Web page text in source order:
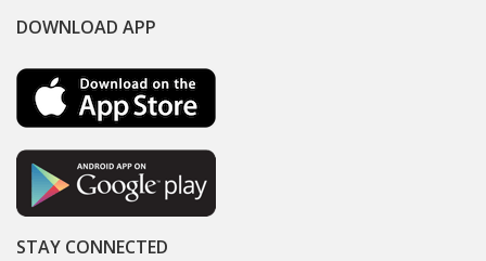
DOWNLOAD APP
STAY CONNECTED